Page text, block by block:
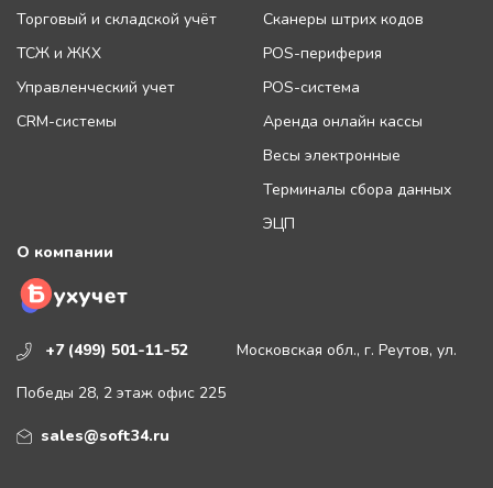
+7 (499) 501-11-52 Московская обл., г. Реутов, ул.
Победы 28, 2 этаж офис 225
sales@soft34.ru
Торговый и складской учёт
ТСЖ и ЖКХ
Управленческий учет
CRM-системы
Сканеры штрих кодов
POS-периферия
POS-система
Аренда онлайн кассы
Весы электронные
Терминалы сбора данных
ЭЦП
О компании